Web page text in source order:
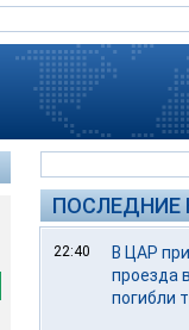
ПОСЛЕДНИЕ
22:40
В ЦАР
проезда
погибли